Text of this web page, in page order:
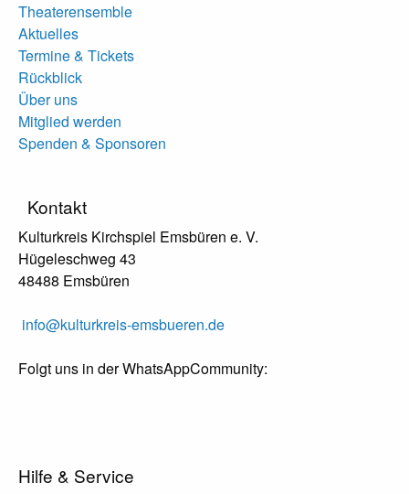
Theaterensemble
Aktuelles
Termine & Tickets
Rückblick
Über uns
Mitglied werden
Spenden & Sponsoren
Kontakt
Kulturkreis Kirchspiel Emsbüren e. V.
Hügeleschweg 43
48488 Emsbüren
info@kulturkreis-emsbueren.de
Folgt uns in der WhatsAppCommunity:
Hilfe & Service